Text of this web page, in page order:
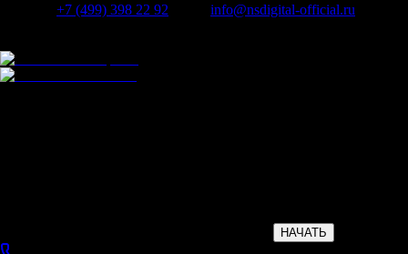
+7 (499) 398 22 92
info@nsdigital-official.ru
НАЧАТЬ